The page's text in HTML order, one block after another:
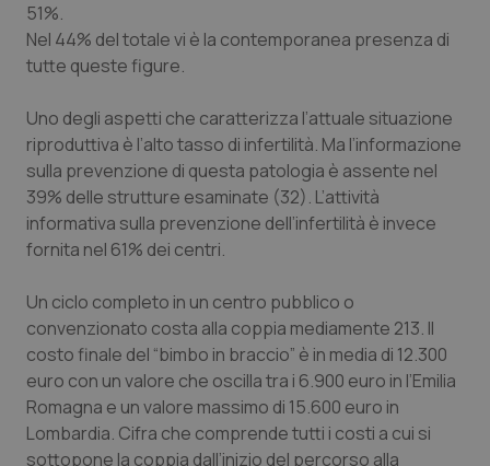
51%.
Nel 44% del totale vi è la contemporanea presenza di
tutte queste figure.
Uno degli aspetti che caratterizza l’attuale situazione
riproduttiva è l’alto tasso di infertilità. Ma l’informazione
sulla prevenzione di questa patologia è assente nel
39% delle strutture esaminate (32). L’attività
informativa sulla prevenzione dell’infertilità è invece
fornita nel 61% dei centri.
Un ciclo completo in un centro pubblico o
convenzionato costa alla coppia mediamente 213. Il
costo finale del “bimbo in braccio” è in media di 12.300
euro con un valore che oscilla tra i 6.900 euro in l’Emilia
Romagna e un valore massimo di 15.600 euro in
Lombardia. Cifra che comprende tutti i costi a cui si
sottopone la coppia dall’inizio del percorso alla
session-id
_ga
Google LLC